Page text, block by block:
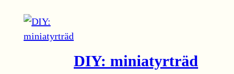
DIY: miniatyrträd